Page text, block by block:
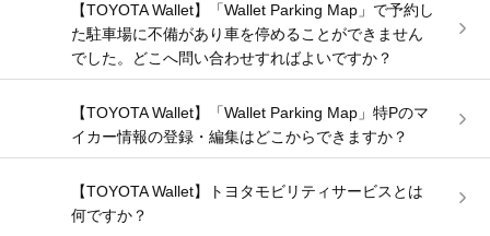
【TOYOTA Wallet】「Wallet Parking Map」で予約し
た駐車場に不備があり車を停めることができません
でした。どこへ問い合わせすればよいですか？
【TOYOTA Wallet】「Wallet Parking Map」特Pのマ
イカー情報の登録・編集はどこからできますか？
【TOYOTA Wallet】トヨタモビリティサービスとは
何ですか？